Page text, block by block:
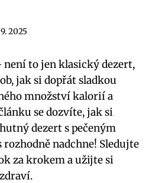
2025
není to jen klasický ‌dezert,
jak ⁤si dopřát sladkou​
množství ‍kalorií a
se dozvíte, jak‌ si
dezert ‌s pečeným
nadchne! Sledujte
za krokem a užijte ⁣si